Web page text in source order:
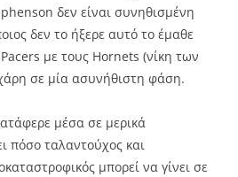
δεν είναι συνηθισμένη
δεν το ήξερε αυτό το έμαθε
με τους Hornets (νίκη των
σε μία ασυνήθιστη φάση.
μέσα σε μερικά
πόσο ταλαντούχος και
μπορεί να γίνει σε